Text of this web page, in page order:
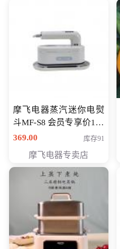
摩飞电器蒸汽迷你电熨
斗MF-S8 会员专享价168
元
369.00 库存91
摩飞电器专卖店